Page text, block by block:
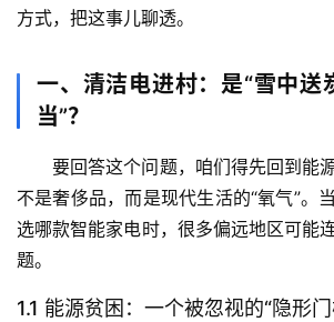
方式，把这事儿聊透。
一、清洁电进村：是“雪中送
当”？
要回答这个问题，咱们得先回到能
不是奢侈品，而是现代生活的“氧气”。
选哪款智能家电时，很多偏远地区可能
题。
1.1 能源贫困：一个被忽视的“隐形门